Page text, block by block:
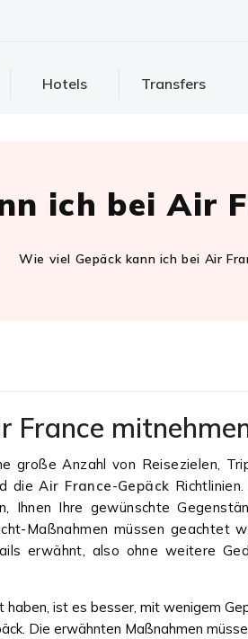
Hotels Transfers
ich bei Air
Wie viel Gepäck kann ich bei Air
France
große Anzahl von Reisezielen,
dieAir France-Gepäck
Ihnen Ihre gewünschte
Maßnahmen müssen geachtet
erwähnt, also ohne weitere
ist es besser, mit wenigem
Die erwähnten Maßnahmen